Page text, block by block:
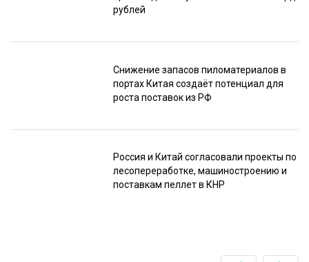
рублей
Снижение запасов пиломатериалов в
портах Китая создаёт потенциал для
роста поставок из РФ
Россия и Китай согласовали проекты по
лесопереработке, машиностроению и
поставкам пеллет в КНР